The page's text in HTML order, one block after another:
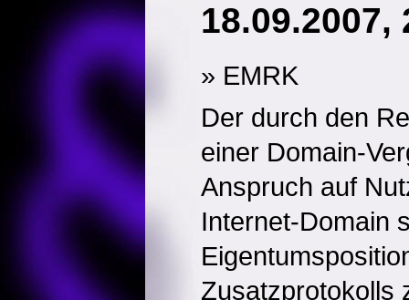
18.09.2007,
» EMRK
Der durch den
einer Domain-
Anspruch auf
Internet-Domain
Zusatzprotokolls